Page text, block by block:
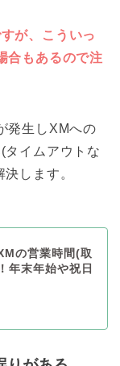
が、こういっ
合もあるので注
発生しXMへの
タイムアウトな
します。
の営業時間(取
年末年始や祝日